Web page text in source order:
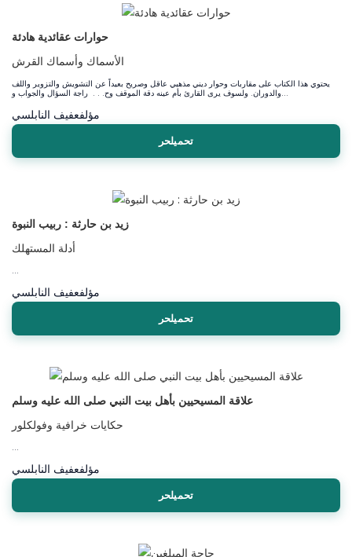
حوارات عقائدية هادئة
الأسماك وأسماك القرش
يحتوي هذا الكتاب على مقاربات وحوار ديني مذهبي عاقل وصريح بعيداً عن التشويش والتزوير واللف
مؤلفعفيف النابلسي
تحميلحر
زيد بن حارثة : ربيب النبوة
أدلة المستهلك
مؤلفعفيف النابلسي
تحميلحر
علاقة المسيحيين بأهل بيت النبي صلى الله عليه وسلم
حكايات خرافية وفولكلور
مؤلفعفيف النابلسي
تحميلحر